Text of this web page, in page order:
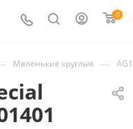
0
Маленькие круглые —